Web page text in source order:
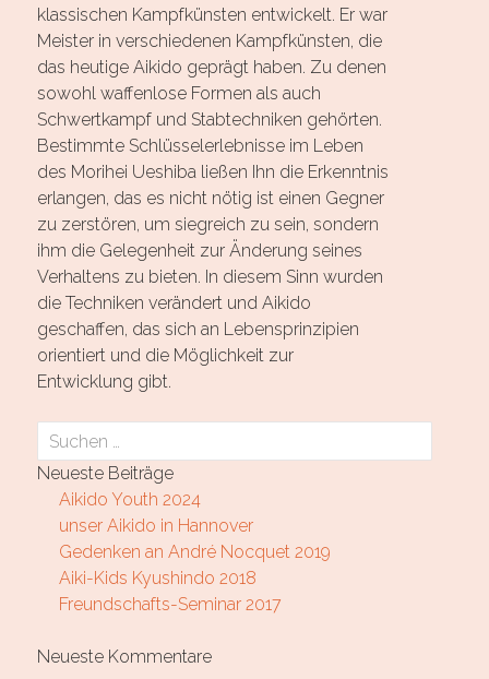
klassischen Kampfkünsten entwickelt. Er war
Meister in verschiedenen Kampfkünsten, die
das heutige Aikido geprägt haben. Zu denen
sowohl waffenlose Formen als auch
Schwertkampf und Stabtechniken gehörten.
Bestimmte Schlüsselerlebnisse im Leben
des Morihei Ueshiba ließen Ihn die Erkenntnis
erlangen, das es nicht nötig ist einen Gegner
zu zerstören, um siegreich zu sein, sondern
ihm die Gelegenheit zur Änderung seines
Verhaltens zu bieten. In diesem Sinn wurden
die Techniken verändert und Aikido
geschaffen, das sich an Lebensprinzipien
orientiert und die Möglichkeit zur
Entwicklung gibt.
Suchen
nach:
Neueste Beiträge
Aikido Youth 2024
unser Aikido in Hannover
Gedenken an André Nocquet 2019
Aiki-Kids Kyushindo 2018
Freundschafts-Seminar 2017
Neueste Kommentare